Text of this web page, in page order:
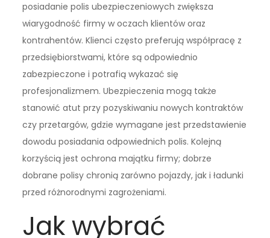
posiadanie polis ubezpieczeniowych zwiększa
wiarygodność firmy w oczach klientów oraz
kontrahentów. Klienci często preferują współpracę z
przedsiębiorstwami, które są odpowiednio
zabezpieczone i potrafią wykazać się
profesjonalizmem. Ubezpieczenia mogą także
stanowić atut przy pozyskiwaniu nowych kontraktów
czy przetargów, gdzie wymagane jest przedstawienie
dowodu posiadania odpowiednich polis. Kolejną
korzyścią jest ochrona majątku firmy; dobrze
dobrane polisy chronią zarówno pojazdy, jak i ładunki
przed różnorodnymi zagrożeniami.
Jak wybrać